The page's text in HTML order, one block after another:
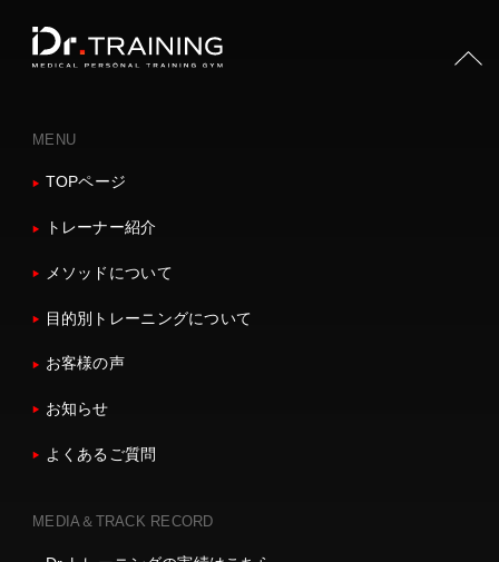
MENU
TOPページ
トレーナー紹介
メソッドについて
目的別トレーニングについて
お客様の声
お知らせ
よくあるご質問
MEDIA＆TRACK RECORD